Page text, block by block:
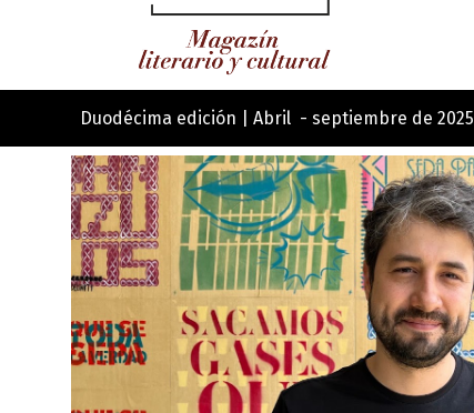
Duodécima edición | Abril - septiembre de 2025